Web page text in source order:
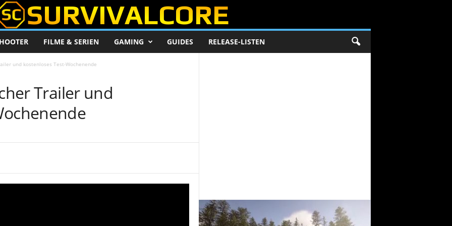
FILME & SERIEN GAMING GUIDES RELEASE-LISTEN
und kostenloses Test-Wochenende
Trailer und